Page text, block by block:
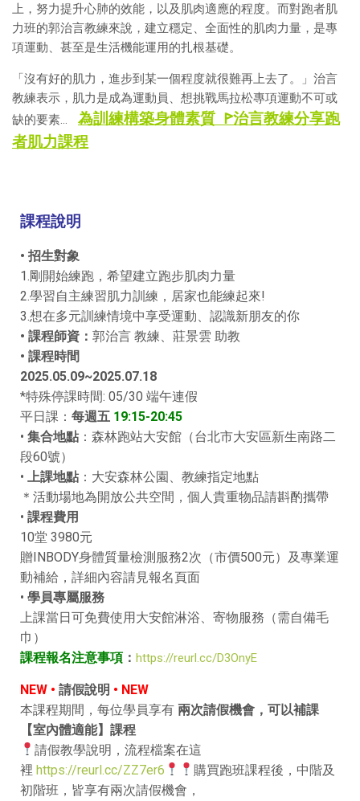
上，努力提升心肺的效能，以及肌肉適應的程度。而對跑者肌
力班的郭治言教練來說，建立穩定、全面性的肌肉力量，是專
項運動、甚至是生活機能運用的扎根基礎。
「沒有好的肌力，進步到某一個程度就很難再上去了。」治言
教練表示，肌力是成為運動員、想挑戰馬拉松專項運動不可或
缺的要素...
為訓練構築身體素質 ꚰ治言教練分享跑
者肌力課程
課程說明
• 招生對象
1.剛開始練跑，希望建立跑步肌肉力量
2.學習自主練習肌力訓練，居家也能練起來!
3.想在多元訓練情境中享受運動、認識新朋友的你
• 課程師資： 郭治言 教練、莊景雲 助教
• 課程時間
2025.05.09~2025.07.18
*特殊停課時間: 05/30 端午連假
平日課： 每週五 19:15-20:45
• 集合地點 ：森林跑站大安館（台北市大安區新生南路二
段60號）
•
上課地點 ：大安森林公園、教練指定地點
＊活動場地為開放公共空間，個人貴重物品請斟酌攜帶
• 課程費用
10堂 3980元
贈INBODY身體質量檢測服務2次（市價500元）及專業運
動補給，詳細內容請見報名頁面
• 學員專屬服務
上課當日可免費使用大安館淋浴、寄物服務（需自備毛
巾）
課程報名注意事項 ： https://reurl.cc/D3OnyE
NEW • 請假說明 • NEW
本課程期間，每位學員享有 兩次請假機會，可以補課
【室內體適能】課程
請假教學說明，流程檔案在這
裡 https://reurl.cc/ZZ7er6
購買跑班課程後，中階及
初階班，皆享有兩次請假機會，